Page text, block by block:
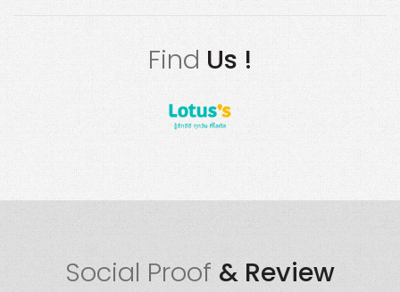
Find Us !
Social Proof & Review